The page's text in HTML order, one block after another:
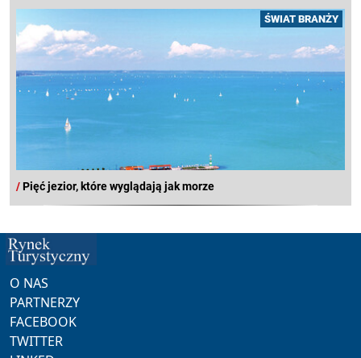
ŚWIAT BRANŻY
/Pięć jezior, które wyglądają jak morze
O NAS
PARTNERZY
FACEBOOK
TWITTER